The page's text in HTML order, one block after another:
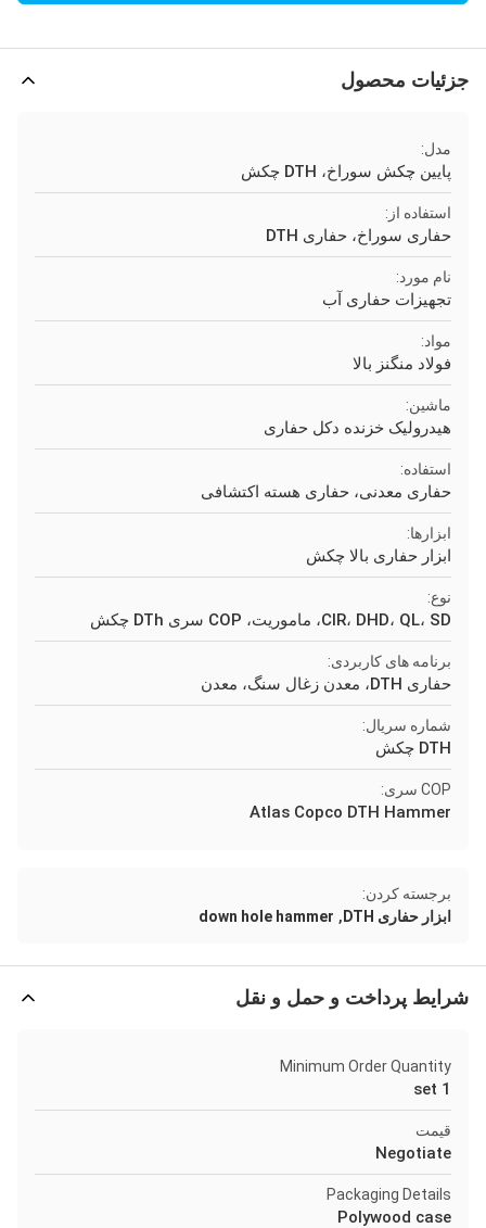
جزئیات محصول
مدل:
پایین چکش سوراخ، DTH چکش
استفاده از:
حفاری سوراخ، حفاری DTH
نام مورد:
تجهیزات حفاری آب
مواد:
فولاد منگنز بالا
ماشین:
هیدرولیک خزنده دکل حفاری
استفاده:
حفاری معدنی، حفاری هسته اکتشافی
ابزارها:
ابزار حفاری بالا چکش
نوع:
CIR، DHD، QL، SD، ماموریت، COP سری DTh چکش
برنامه های کاربردی:
حفاری DTH، معدن زغال سنگ، معدن
شماره سریال:
DTH چکش
COP سری:
Atlas Copco DTH Hammer
برجسته کردن:
ابزار حفاری DTH
,
down hole hammer
شرایط پرداخت و حمل و نقل
Minimum Order Quantity
1 set
قیمت
Negotiate
Packaging Details
Polywood case